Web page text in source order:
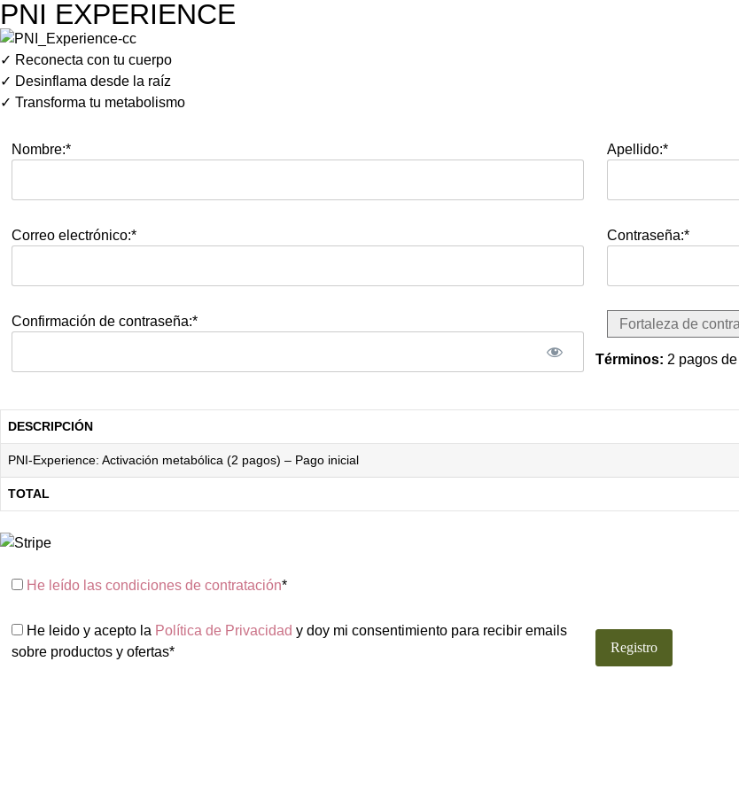
PNI EXPERIENCE
✓ Reconecta con tu cuerpo
✓ Desinflama desde la raíz
✓ Transforma tu metabolismo
Nombre:* Apellido:*
Correo electrónico:* Contraseña:*
Confirmación de contraseña:* Fortaleza de
Términos: 2 pagos
DESCRIPCIÓN
PNI-Experience: Activación metabólica (2 pagos) – Pago inicial
TOTAL
He leído las condiciones de contratación*
He leido y acepto la Política de Privacidad y doy mi consentimiento para recibir emails
sobre productos y ofertas*
Sin valor